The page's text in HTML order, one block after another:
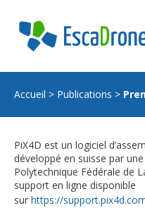
Accueil > Publications >
PiX4D est un logiciel
développé en suisse par
Polytechnique Fédérale de
support en ligne disponible
sur https://